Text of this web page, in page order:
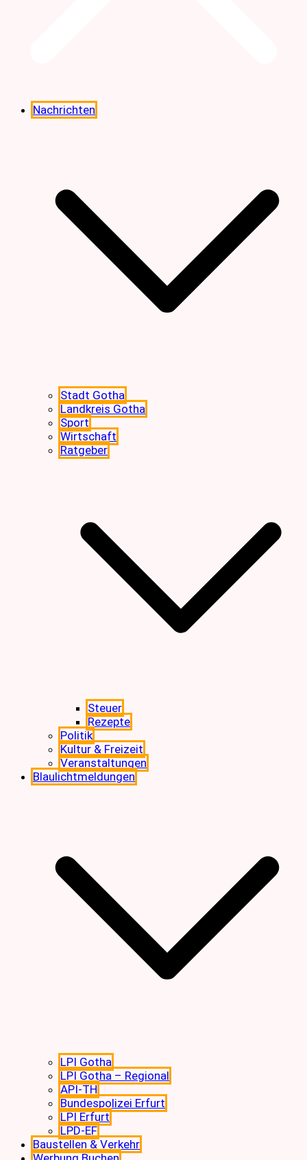
Nachrichten
Stadt Gotha
Landkreis Gotha
Sport
Wirtschaft
Ratgeber
Steuer
Rezepte
Politik
Kultur & Freizeit
Veranstaltungen
Blaulichtmeldungen
LPI Gotha
LPI Gotha – Regional
API-TH
Bundespolizei Erfurt
LPI Erfurt
LPD-EF
Baustellen & Verkehr